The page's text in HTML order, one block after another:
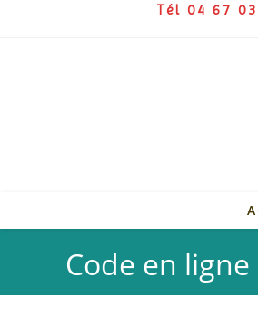
Tél 04 67
Code en